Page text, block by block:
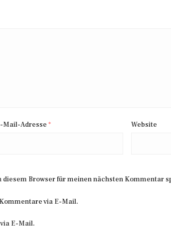
Mail-Adresse * Website
Browser für meinen nächsten Kommentar
via E-Mail.
E-Mail.